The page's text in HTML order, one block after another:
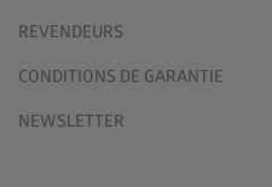
REVENDEURS
CONDITIONS DE GARANTIE
NEWSLETTER